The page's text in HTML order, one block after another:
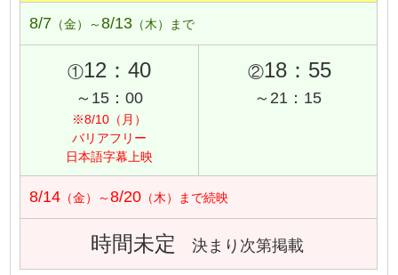
8/7 （金）～8/13 （木）まで
①12：40
～15：00
※8/10（月）
バリアフリー
日本語字幕上映
②18：55
～21：15
8/14 （金）～8/20 （木）まで続映
時間未定 決まり次第掲載